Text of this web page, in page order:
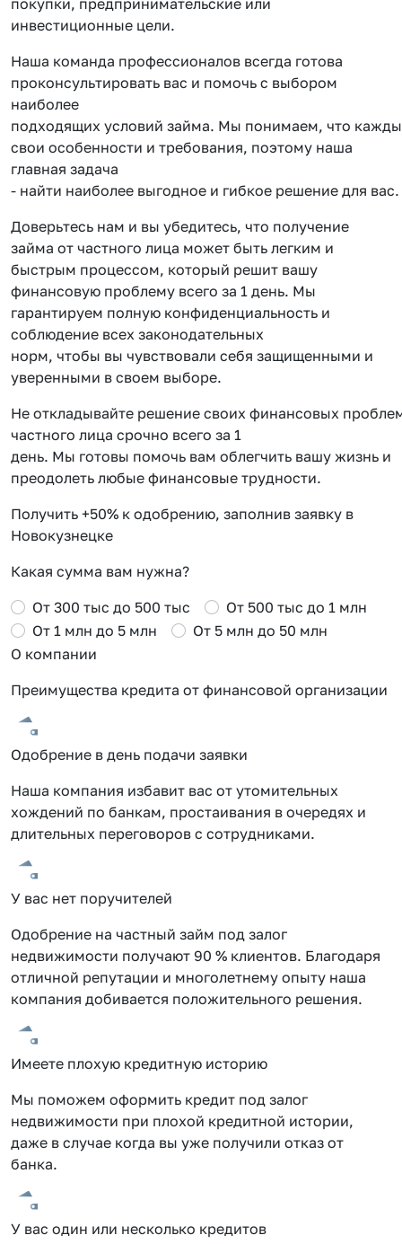
инвестиционные цели.
Наша команда профессионалов всегда готова
проконсультировать вас и помочь с выбором
наиболее
подходящих условий займа. Мы понимаем, что
свои особенности и требования, поэтому наша
главная задача
- найти наиболее выгодное и гибкое решение для вас.
Доверьтесь нам и вы убедитесь, что получение
займа от частного лица может быть легким и
быстрым процессом, который решит вашу
финансовую проблему всего за 1 день. Мы
гарантируем полную конфиденциальность и
соблюдение всех законодательных
норм, чтобы вы чувствовали себя защищенными и
уверенными в своем выборе.
Не откладывайте решение своих финансовых
частного лица срочно всего за 1
день. Мы готовы помочь вам облегчить вашу жизнь и
преодолеть любые финансовые трудности.
Получить +50% к одобрению, заполнив заявку в
Новокузнецке
Какая сумма вам нужна?
От 300 тыс до 500 тыс
От 500 тыс до 1 млн
От 1 млн до 5 млн
От 5 млн до 50 млн
О компании
Преимущества кредита от финансовой организации
Одобрение в день подачи заявки
Наша компания избавит вас от утомительных
хождений по банкам, простаивания в очередях и
длительных переговоров с сотрудниками.
У вас нет поручителей
Одобрение на частный займ под залог
недвижимости получают 90 % клиентов. Благодаря
отличной репутации и многолетнему опыту наша
компания добивается положительного решения.
Имеете плохую кредитную историю
Мы поможем оформить кредит под залог
недвижимости при плохой кредитной истории,
даже в случае когда вы уже получили отказ от
банка.
У вас один или несколько кредитов